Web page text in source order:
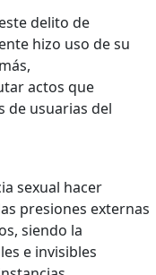
delito de
hizo uso de su
actos que
de usuarias del
sexual hacer
presiones externas
siendo la
e invisibles